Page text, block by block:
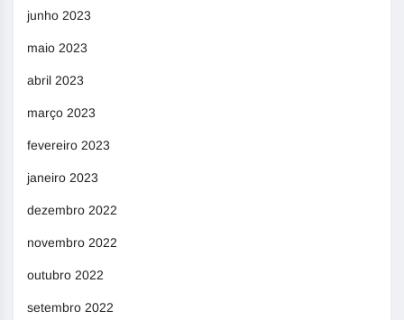
junho 2023
maio 2023
abril 2023
março 2023
fevereiro 2023
janeiro 2023
dezembro 2022
novembro 2022
outubro 2022
setembro 2022